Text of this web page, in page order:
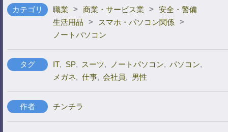
カテゴリ 職業 > 商業・サービス業 > 安全・警備
生活用品
> スマホ・パソコン関係 >
ノートパソコン
タグ IT, SP, スーツ, ノートパソコン, パソコン,
メガネ, 仕事, 会社員, 男性
作者 チンチラ